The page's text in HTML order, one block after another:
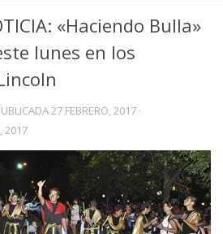
«Haciendo Bulla»
lunes en los
27 FEBRERO, 2017 ·
2017